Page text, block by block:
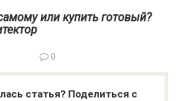
или купить готовый?
0
статья? Поделиться с